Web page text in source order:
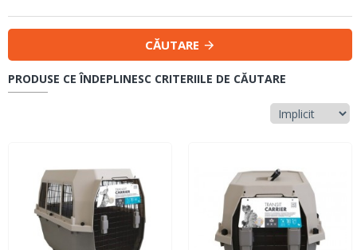
CĂUTARE
PRODUSE CE ÎNDEPLINESC CRITERIILE DE CĂUTARE